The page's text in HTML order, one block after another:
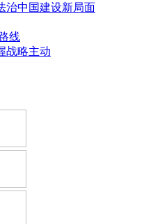
治中国建设新局面
线
战略主动